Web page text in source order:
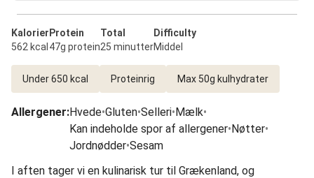
Kalorier
562 kcal
Protein
47g protein
Total
25 minutter
Difficulty
Middel
Under 650 kcal Proteinrig Max 50g kulhydrater
Allergener:Hvede•Gluten•Selleri•Mælk•
Kan indeholde spor af allergener•Nøtter•
Jordnødder•Sesam
I aften tager vi en kulinarisk tur til Grækenland, og